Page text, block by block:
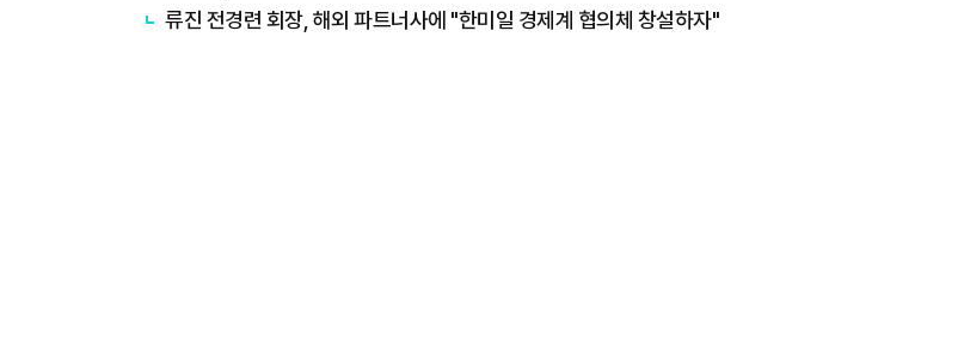
류진 전경련 회장, 해외 파트너사에 "한미일 경제계 협의체 창설하자"